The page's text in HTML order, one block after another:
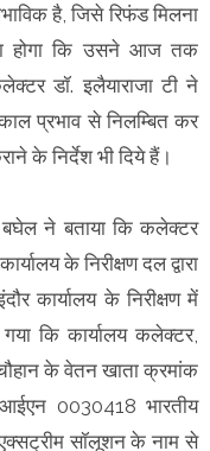
है, जिसे रिफंड मिलना
होगा कि उसने आज तक
डॉ. इलैयाराजा टी ने
प्रभाव से निलम्बित कर
के निर्देश भी दिये हैं।
बघेल ने बताया कि कलेक्टर
के निरीक्षण दल द्वारा
कार्यालय के निरीक्षण में
कि कार्यालय कलेक्टर,
के वेतन खाता क्रमांक
0030418 भारतीय
एक्सट्रीम सॉलूशन के नाम से